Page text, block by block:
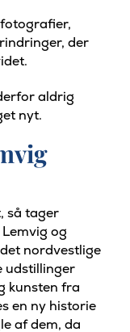
der
aldrig
nyt.
så tager
og
nordvestlige
udstillinger
kunsten fra
en ny historie
af dem, da